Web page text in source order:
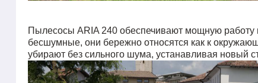
Пылесосы ARIA 240 обеспечивают мощную работу
бесшумные, они бережно относятся как к
убирают без сильного шума, устанавливая новый